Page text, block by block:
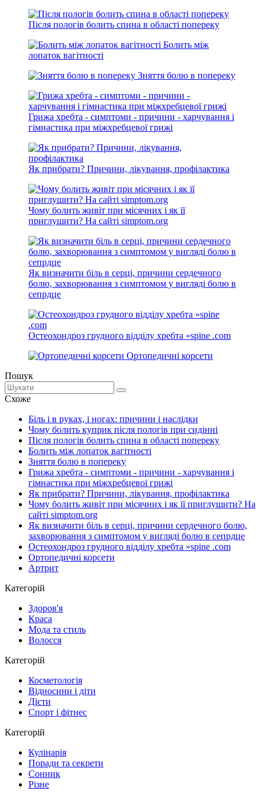
Після пологів болить спина в області попереку
Болить між
лопаток вагітності
Зняття болю в попереку
Грижа хребта - симптоми - причини - харчування і
гімнастика при міжхребцевої грижі
Як прибрати? Причини, лікування, профілактика
Чому болить живіт при місячних і як її
приглушити? На сайті simptom.org
Як визначити біль в серці, причини сердечного
болю, захворювання з симптомом у вигляді болю в
сепрдце
Остеохондроз грудного відділу хребта »spine .com
Ортопедичні корсети
Пошук
Схоже
Біль і в руках, і ногах: причини і наслідки
Чому болить куприк після пологів при сидінні
Після пологів болить спина в області попереку
Болить між лопаток вагітності
Зняття болю в попереку
Грижа хребта - симптоми - причини - харчування і
гімнастика при міжхребцевої грижі
Як прибрати? Причини, лікування, профілактика
Чому болить живіт при місячних і як її приглушити? На
сайті simptom.org
Як визначити біль в серці, причини сердечного болю,
захворювання з симптомом у вигляді болю в сепрдце
Остеохондроз грудного відділу хребта »spine .com
Ортопедичні корсети
Артрит
Категорій
Здоров'я
Краса
Мода та стиль
Волосся
Категорій
Косметологія
Відносини і діти
Дієти
Спорт і фітнес
Категорій
Кулінарія
Поради та секрети
Сонник
Різне